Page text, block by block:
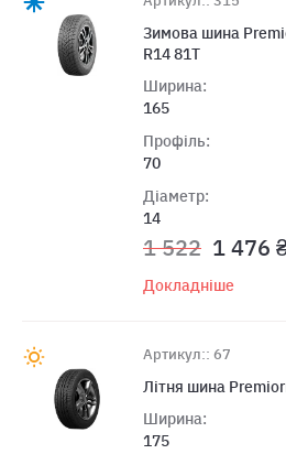
Зимова шина
R14 81T
Ширина:
165
Профіль:
70
Діаметр:
14
1 522 1 476
Докладніше
Артикул:: 67
Літня шина
Ширина:
175